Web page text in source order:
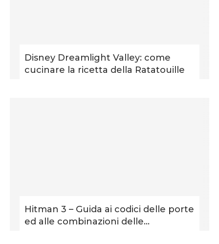
Disney Dreamlight Valley: come
cucinare la ricetta della Ratatouille
Hitman 3 – Guida ai codici delle porte
ed alle combinazioni delle...